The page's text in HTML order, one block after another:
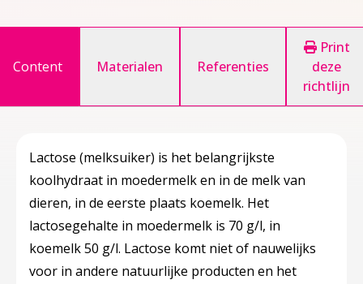
Content Materialen Referenties
Print
deze
richtlijn
Lactose (melksuiker) is het belangrijkste
koolhydraat in moedermelk en in de melk van
dieren, in de eerste plaats koemelk. Het
lactosegehalte in moedermelk is 70 g/l, in
koemelk 50 g/l. Lactose komt niet of nauwelijks
voor in andere natuurlijke producten en het